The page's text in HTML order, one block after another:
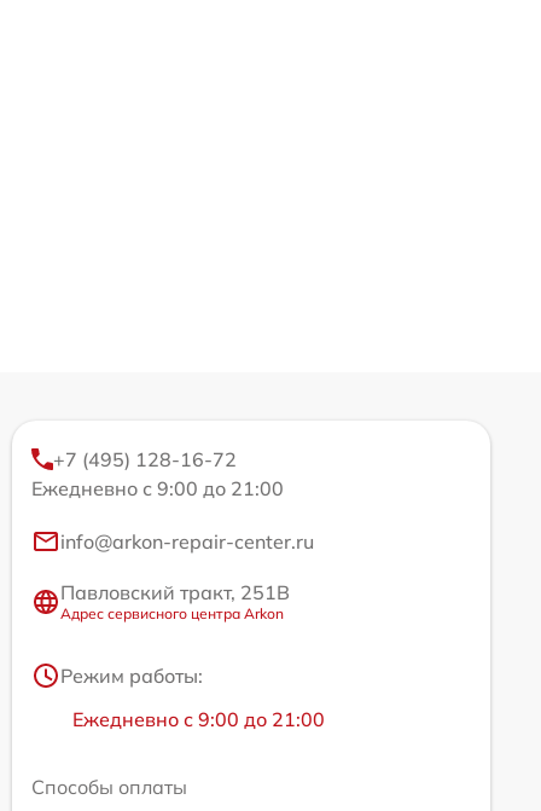
+7 (495) 128-16-72
Ежедневно с 9:00 до 21:00
info@arkon-repair-center.ru
Павловский тракт, 251В
Адрес сервисного центра Arkon
Режим работы:
Ежедневно с 9:00 до 21:00
Способы оплаты